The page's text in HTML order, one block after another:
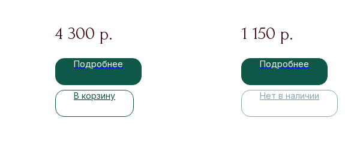
4 300 р.
Подробнее
В корзину
1 150 р.
Подробнее
Нет в наличии